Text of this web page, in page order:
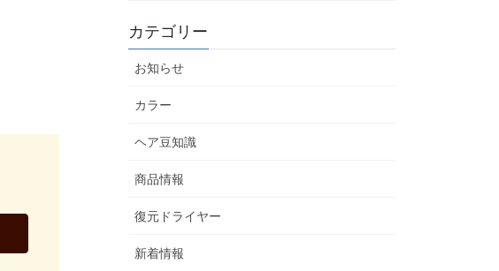
カテゴリー
お知らせ
カラー
ヘア豆知識
商品情報
復元ドライヤー
新着情報